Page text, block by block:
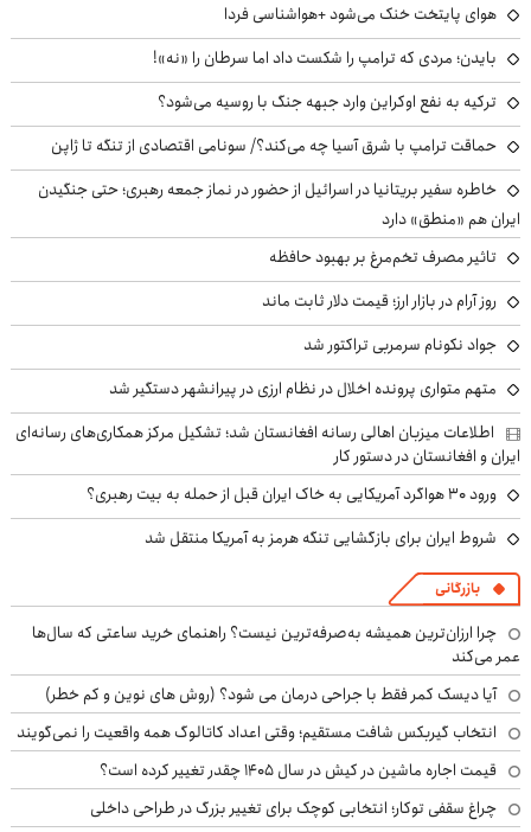
هوای پایتخت خنک می‌شود +هواشناسی فردا
بایدن؛ مردی که ترامپ را شکست داد اما سرطان را «نه»!
ترکیه به نفع اوکراین وارد جبهه جنگ با روسیه می‌شود؟
حماقت ترامپ با شرق آسیا چه می‌کند؟/ سونامی اقتصادی از تنگه تا ژاپن
خاطره سفیر بریتانیا در اسرائیل از حضور در نماز جمعه رهبری؛ حتی جنگیدن
ایران هم «منطق» دارد
تاثیر مصرف تخم‌مرغ بر بهبود حافظه
روز آرام در بازار ارز؛ قیمت دلار ثابت ماند
جواد نکونام سرمربی تراکتور شد
متهم متواری پرونده اخلال در نظام ارزی در پیرانشهر دستگیر شد
اطلاعات میزبان اهالی رسانه افغانستان شد؛ تشکیل مرکز همکاری‌های رسانه‌ای
ایران و افغانستان در دستور کار
ورود ۳۰ هواگرد آمریکایی به خاک ایران قبل از حمله به بیت رهبری؟
شروط ایران برای بازگشایی تنگه هرمز به آمریکا منتقل شد
بازرگانی
چرا ارزان‌ترین همیشه به‌صرفه‌ترین نیست؟ راهنمای خرید ساعتی که سال‌ها
عمر می‌کند
آیا دیسک کمر فقط با جراحی درمان می شود؟ (روش های نوین و کم خطر)
انتخاب گیربکس شافت مستقیم؛ وقتی اعداد کاتالوگ همه واقعیت را نمی‌گویند
قیمت اجاره ماشین در کیش در سال ۱۴۰۵ چقدر تغییر کرده است؟
چراغ سقفی توکار؛ انتخابی کوچک برای تغییر بزرگ در طراحی داخلی